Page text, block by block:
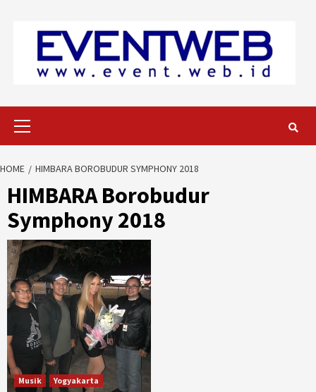
HOME HIMBARA BOROBUDUR SYMPHONY 2018
HIMBARA Borobudur
Symphony 2018
Musik Yogyakarta